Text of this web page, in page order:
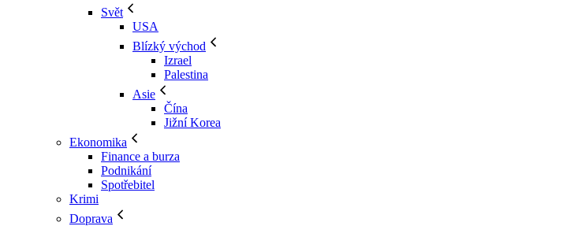
Svět
USA
Blízký východ
Izrael
Palestina
Asie
Čína
Jižní Korea
Ekonomika
Finance a burza
Podnikání
Spotřebitel
Krimi
Doprava